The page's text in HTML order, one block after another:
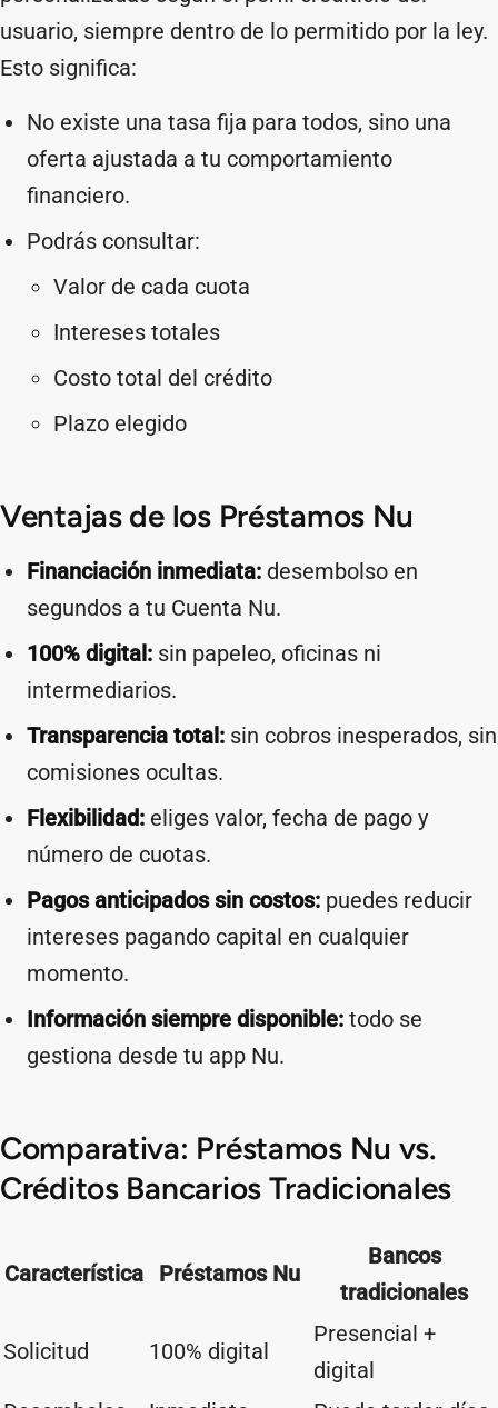
usuario, siempre dentro de lo permitido por la ley.
Esto significa:
No existe una tasa fija para todos, sino una
oferta ajustada a tu comportamiento
financiero.
Podrás consultar:
Valor de cada cuota
Intereses totales
Costo total del crédito
Plazo elegido
Ventajas de los Préstamos Nu
Financiación inmediata: desembolso en
segundos a tu Cuenta Nu.
100% digital: sin papeleo, oficinas ni
intermediarios.
Transparencia total: sin cobros inesperados, sin
comisiones ocultas.
Flexibilidad: eliges valor, fecha de pago y
número de cuotas.
Pagos anticipados sin costos: puedes reducir
intereses pagando capital en cualquier
momento.
Información siempre disponible: todo se
gestiona desde tu app Nu.
Comparativa: Préstamos Nu vs.
Créditos Bancarios Tradicionales
Característica Préstamos Nu
Bancos
tradicionales
Solicitud 100% digital
Presencial +
digital